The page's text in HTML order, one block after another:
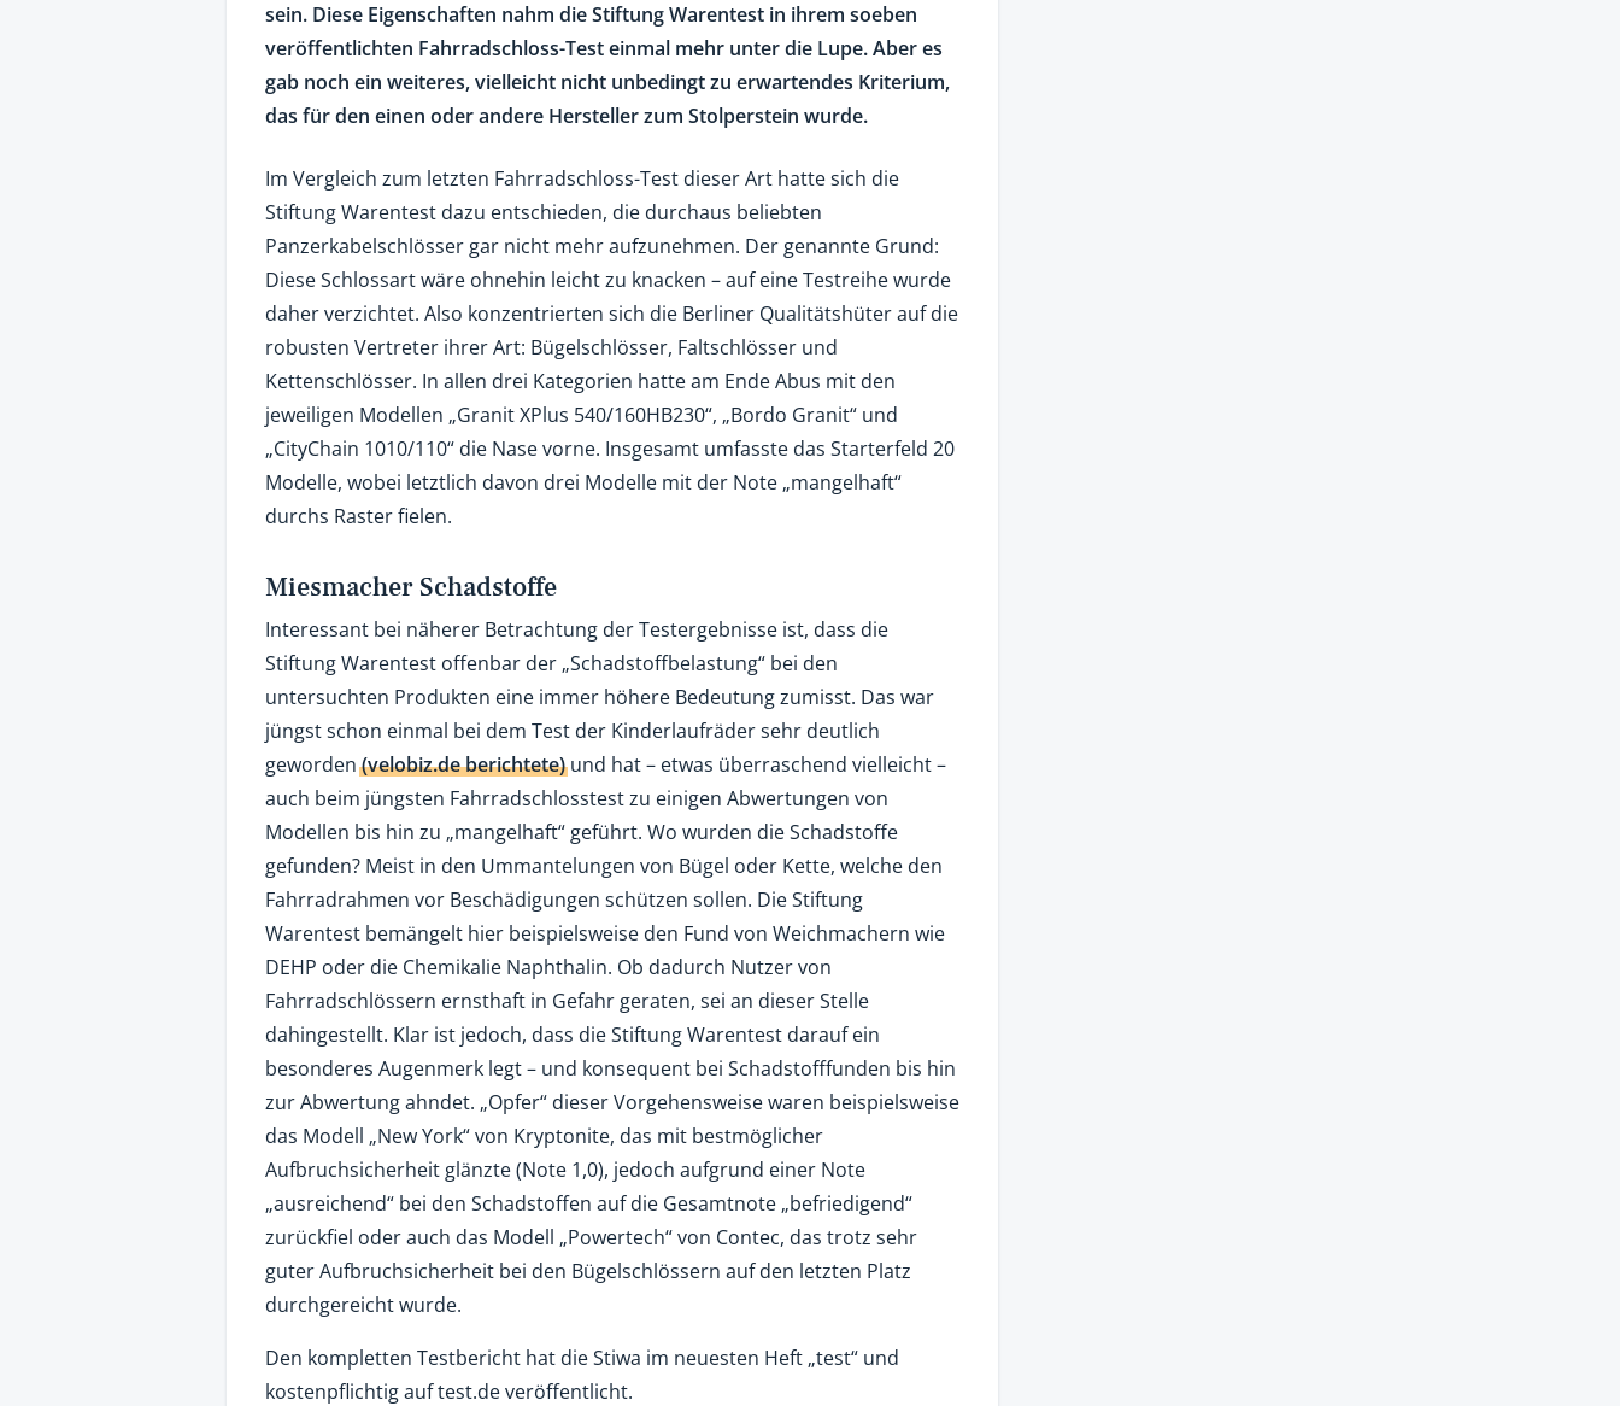
sein. Diese Eigenschaften nahm die Stiftung Warentest in ihrem soeben
veröffentlichten Fahrradschloss-Test einmal mehr unter die Lupe. Aber es
gab noch ein weiteres, vielleicht nicht unbedingt zu erwartendes Kriterium,
das für den einen oder andere Hersteller zum Stolperstein wurde.
Im Vergleich zum letzten Fahrradschloss-Test dieser Art hatte sich die
Stiftung Warentest dazu entschieden, die durchaus beliebten
Panzerkabelschlösser gar nicht mehr aufzunehmen. Der genannte Grund:
Diese Schlossart wäre ohnehin leicht zu knacken – auf eine Testreihe wurde
daher verzichtet. Also konzentrierten sich die Berliner Qualitätshüter auf die
robusten Vertreter ihrer Art: Bügelschlösser, Faltschlösser und
Kettenschlösser. In allen drei Kategorien hatte am Ende Abus mit den
jeweiligen Modellen „Granit XPlus 540/160HB230“, „Bordo Granit“ und
„CityChain 1010/110“ die Nase vorne. Insgesamt umfasste das Starterfeld 20
Modelle, wobei letztlich davon drei Modelle mit der Note „mangelhaft“
durchs Raster fielen.
Miesmacher Schadstoffe
Interessant bei näherer Betrachtung der Testergebnisse ist, dass die
Stiftung Warentest offenbar der „Schadstoffbelastung“ bei den
untersuchten Produkten eine immer höhere Bedeutung zumisst. Das war
jüngst schon einmal bei dem Test der Kinderlaufräder sehr deutlich
geworden(velobiz.de berichtete)und hat – etwas überraschend vielleicht –
auch beim jüngsten Fahrradschlosstest zu einigen Abwertungen von
Modellen bis hin zu „mangelhaft“ geführt. Wo wurden die Schadstoffe
gefunden? Meist in den Ummantelungen von Bügel oder Kette, welche den
Fahrradrahmen vor Beschädigungen schützen sollen. Die Stiftung
Warentest bemängelt hier beispielsweise den Fund von Weichmachern wie
DEHP oder die Chemikalie Naphthalin. Ob dadurch Nutzer von
Fahrradschlössern ernsthaft in Gefahr geraten, sei an dieser Stelle
dahingestellt. Klar ist jedoch, dass die Stiftung Warentest darauf ein
besonderes Augenmerk legt – und konsequent bei Schadstofffunden bis hin
zur Abwertung ahndet. „Opfer“ dieser Vorgehensweise waren beispielsweise
das Modell „New York“ von Kryptonite, das mit bestmöglicher
Aufbruchsicherheit glänzte (Note 1,0), jedoch aufgrund einer Note
„ausreichend“ bei den Schadstoffen auf die Gesamtnote „befriedigend“
zurückfiel oder auch das Modell „Powertech“ von Contec, das trotz sehr
guter Aufbruchsicherheit bei den Bügelschlössern auf den letzten Platz
durchgereicht wurde.
Den kompletten Testbericht hat die Stiwa im neuesten Heft „test“ und
kostenpflichtig auf test.de veröffentlicht.